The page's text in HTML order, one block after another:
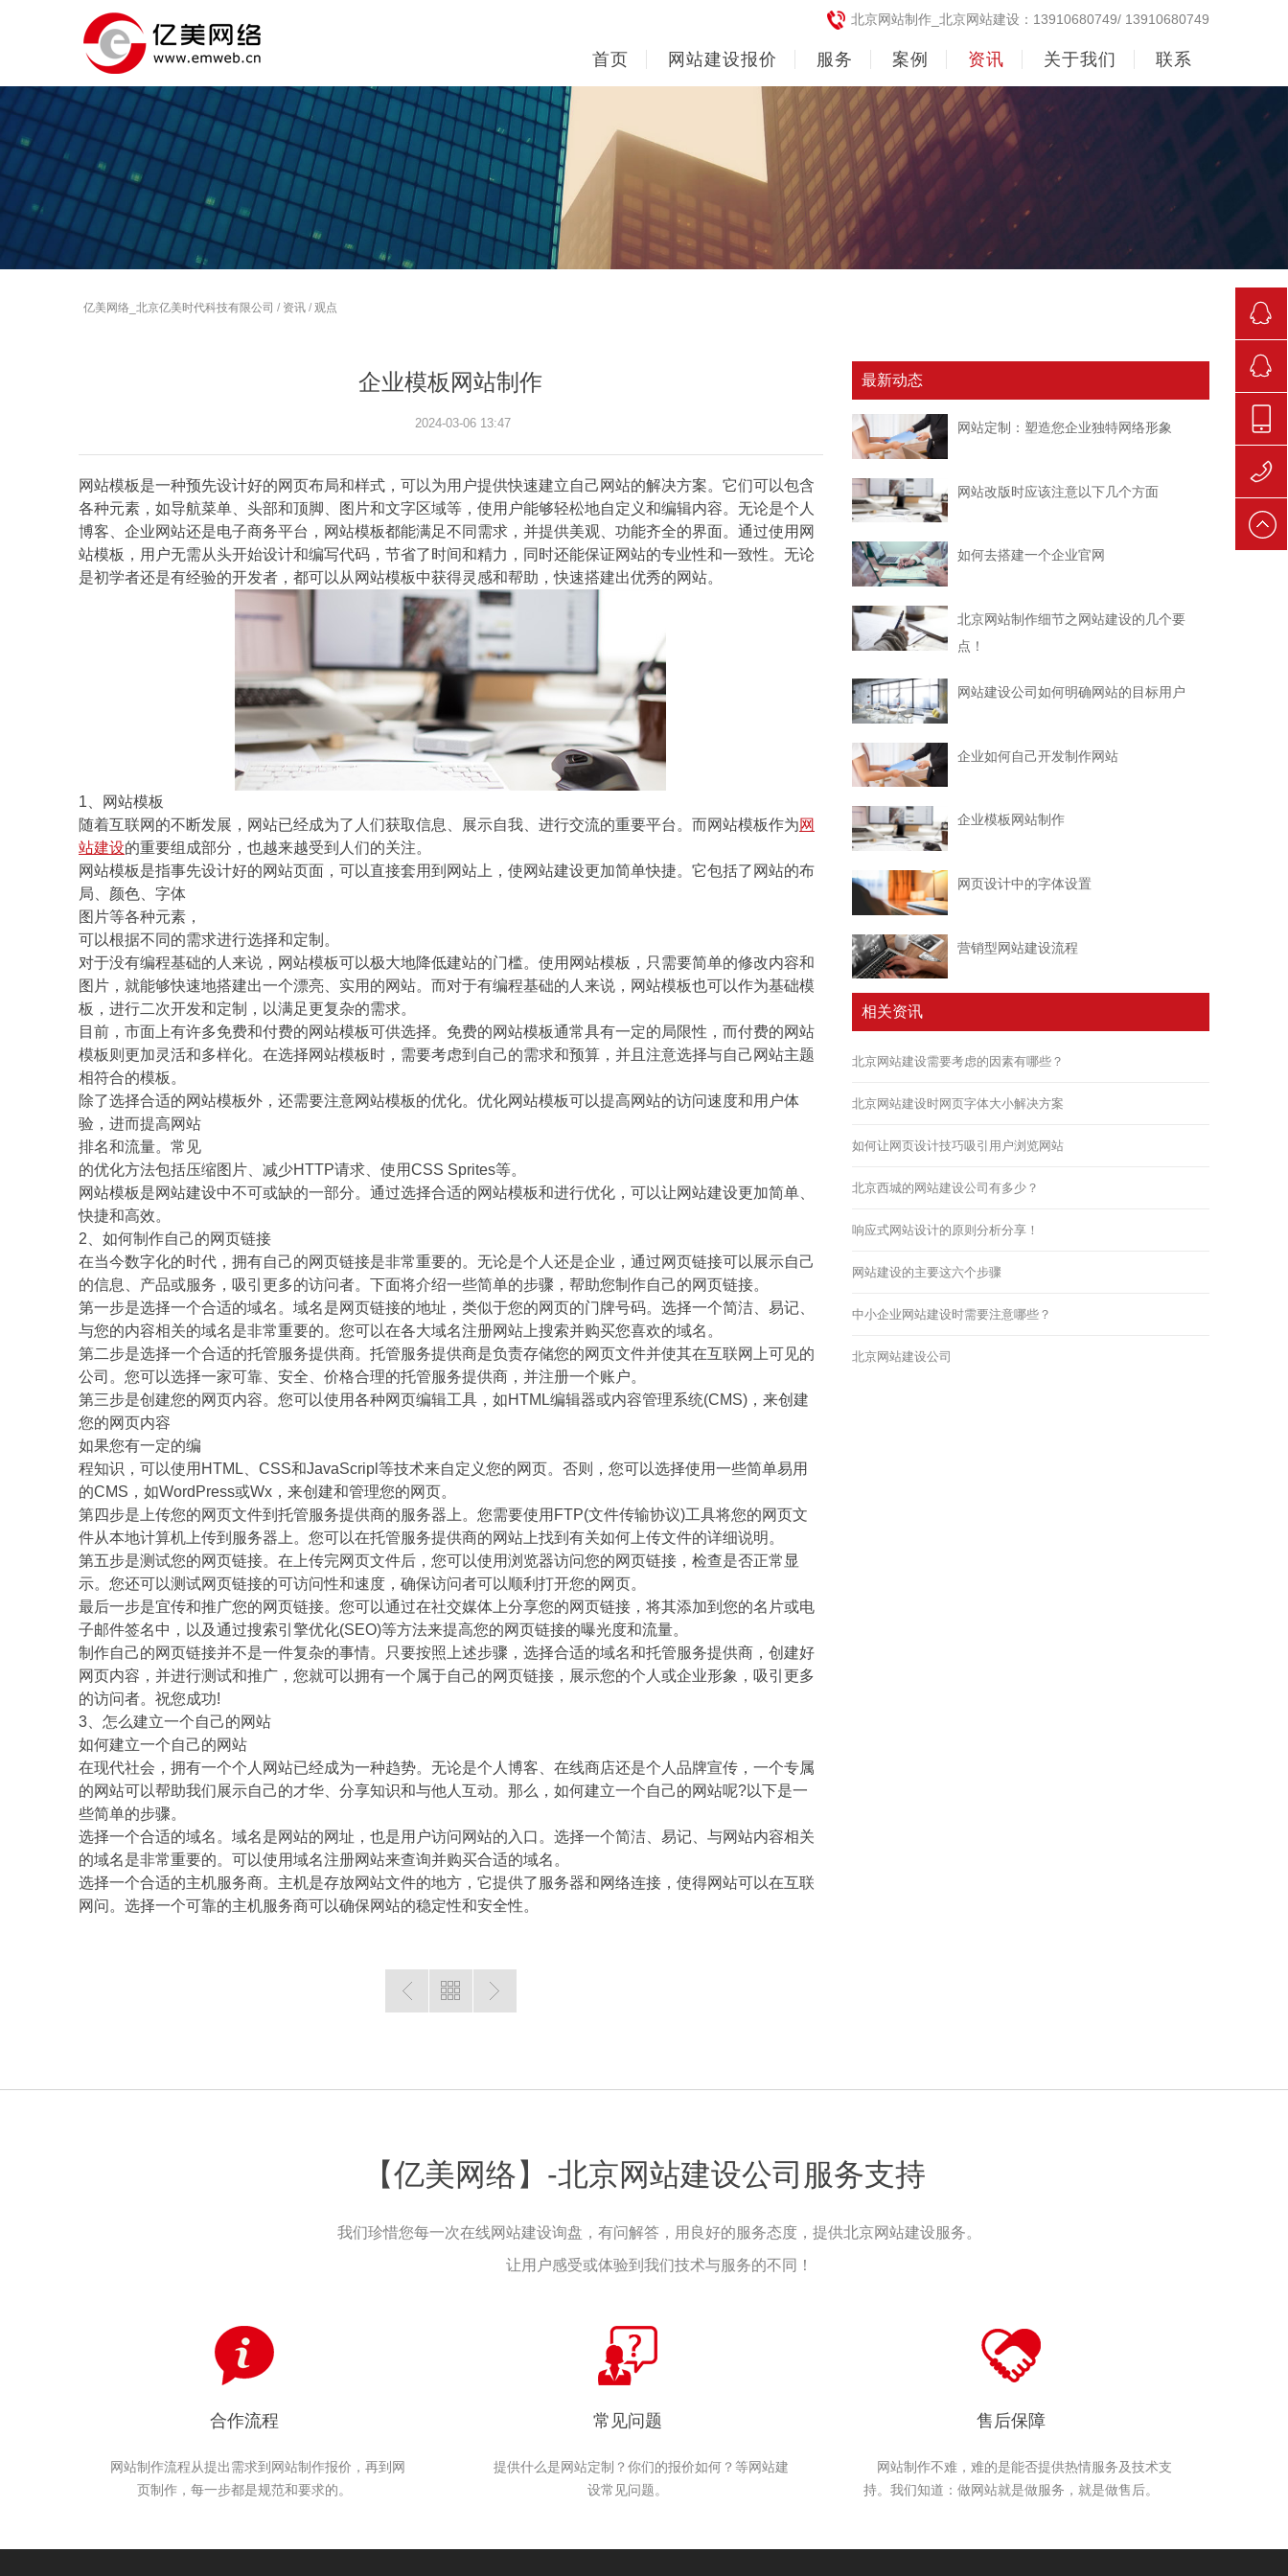
北京网站制作_北京网站建设：13910680749/ 13910680749
首页 网站建设报价 服务 案例 资讯 关于我们 联系
亿美网络_北京亿美时代科技有限公司 / 资讯 / 观点
企业模板网站制作
2024-03-06 13:47
网站模板是一种预先设计好的网页布局和样式，可以为用户提供快速建立自己网站的解决方案。它们可以包含
各种元素，如导航菜单、头部和顶脚、图片和文字区域等，使用户能够轻松地自定义和编辑内容。无论是个人
博客、企业网站还是电子商务平台，网站模板都能满足不同需求，并提供美观、功能齐全的界面。通过使用网
站模板，用户无需从头开始设计和编写代码，节省了时间和精力，同时还能保证网站的专业性和一致性。无论
是初学者还是有经验的开发者，都可以从网站模板中获得灵感和帮助，快速搭建出优秀的网站。
1、网站模板
随着互联网的不断发展，网站已经成为了人们获取信息、展示自我、进行交流的重要平台。而网站模板作为网
站建设的重要组成部分，也越来越受到人们的关注。
网站模板是指事先设计好的网站页面，可以直接套用到网站上，使网站建设更加简单快捷。它包括了网站的布
局、颜色、字体
图片等各种元素，
可以根据不同的需求进行选择和定制。
对于没有编程基础的人来说，网站模板可以极大地降低建站的门槛。使用网站模板，只需要简单的修改内容和
图片，就能够快速地搭建出一个漂亮、实用的网站。而对于有编程基础的人来说，网站模板也可以作为基础模
板，进行二次开发和定制，以满足更复杂的需求。
目前，市面上有许多免费和付费的网站模板可供选择。免费的网站模板通常具有一定的局限性，而付费的网站
模板则更加灵活和多样化。在选择网站模板时，需要考虑到自己的需求和预算，并且注意选择与自己网站主题
相符合的模板。
除了选择合适的网站模板外，还需要注意网站模板的优化。优化网站模板可以提高网站的访问速度和用户体
验，进而提高网站
排名和流量。常见
的优化方法包括压缩图片、减少HTTP请求、使用CSS Sprites等。
网站模板是网站建设中不可或缺的一部分。通过选择合适的网站模板和进行优化，可以让网站建设更加简单、
快捷和高效。
2、如何制作自己的网页链接
在当今数字化的时代，拥有自己的网页链接是非常重要的。无论是个人还是企业，通过网页链接可以展示自己
的信息、产品或服务，吸引更多的访问者。下面将介绍一些简单的步骤，帮助您制作自己的网页链接。
第一步是选择一个合适的域名。域名是网页链接的地址，类似于您的网页的门牌号码。选择一个简洁、易记、
与您的内容相关的域名是非常重要的。您可以在各大域名注册网站上搜索并购买您喜欢的域名。
第二步是选择一个合适的托管服务提供商。托管服务提供商是负责存储您的网页文件并使其在互联网上可见的
公司。您可以选择一家可靠、安全、价格合理的托管服务提供商，并注册一个账户。
第三步是创建您的网页内容。您可以使用各种网页编辑工具，如HTML编辑器或内容管理系统(CMS)，来创建
您的网页内容
如果您有一定的编
程知识，可以使用HTML、CSS和JavaScripl等技术来自定义您的网页。否则，您可以选择使用一些简单易用
的CMS，如WordPress或Wx，来创建和管理您的网页。
第四步是上传您的网页文件到托管服务提供商的服务器上。您需要使用FTP(文件传输协议)工具将您的网页文
件从本地计算机上传到服务器上。您可以在托管服务提供商的网站上找到有关如何上传文件的详细说明。
第五步是测试您的网页链接。在上传完网页文件后，您可以使用浏览器访问您的网页链接，检查是否正常显
示。您还可以测试网页链接的可访问性和速度，确保访问者可以顺利打开您的网页。
最后一步是宜传和推广您的网页链接。您可以通过在社交媒体上分享您的网页链接，将其添加到您的名片或电
子邮件签名中，以及通过搜索引擎优化(SEO)等方法来提高您的网页链接的曝光度和流量。
制作自己的网页链接并不是一件复杂的事情。只要按照上述步骤，选择合适的域名和托管服务提供商，创建好
网页内容，并进行测试和推广，您就可以拥有一个属于自己的网页链接，展示您的个人或企业形象，吸引更多
的访问者。祝您成功!
3、怎么建立一个自己的网站
如何建立一个自己的网站
在现代社会，拥有一个个人网站已经成为一种趋势。无论是个人博客、在线商店还是个人品牌宣传，一个专属
的网站可以帮助我们展示自己的才华、分享知识和与他人互动。那么，如何建立一个自己的网站呢?以下是一
些简单的步骤。
选择一个合适的域名。域名是网站的网址，也是用户访问网站的入口。选择一个简洁、易记、与网站内容相关
的域名是非常重要的。可以使用域名注册网站来查询并购买合适的域名。
选择一个合适的主机服务商。主机是存放网站文件的地方，它提供了服务器和网络连接，使得网站可以在互联
网问。选择一个可靠的主机服务商可以确保网站的稳定性和安全性。
最新动态
网站定制：塑造您企业独特网络形象
网站改版时应该注意以下几个方面
如何去搭建一个企业官网
北京网站制作细节之网站建设的几个要
点！
网站建设公司如何明确网站的目标用户
企业如何自己开发制作网站
企业模板网站制作
网页设计中的字体设置
营销型网站建设流程
相关资讯
北京网站建设需要考虑的因素有哪些？
北京网站建设时网页字体大小解决方案
如何让网页设计技巧吸引用户浏览网站
北京西城的网站建设公司有多少？
响应式网站设计的原则分析分享！
网站建设的主要这六个步骤
中小企业网站建设时需要注意哪些？
北京网站建设公司
【亿美网络】-北京网站建设公司服务支持
我们珍惜您每一次在线网站建设询盘，有问解答，用良好的服务态度，提供北京网站建设服务。
让用户感受或体验到我们技术与服务的不同！
合作流程
网站制作流程从提出需求到网站制作报价，再到网
页制作，每一步都是规范和要求的。
常见问题
提供什么是网站定制？你们的报价如何？等网站建
设常见问题。
售后保障
网站制作不难，难的是能否提供热情服务及技术支
持。我们知道：做网站就是做服务，就是做售后。